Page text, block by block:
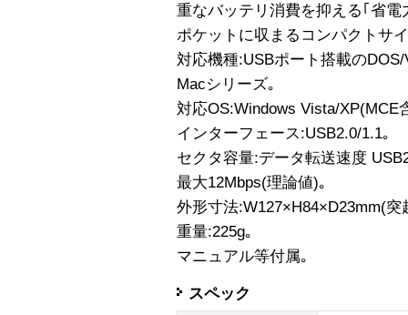
重なバッテリ消費を抑える｢省電
ポケットに収まるコンパクトサ
対応機種:USBポート搭載の
Macシリーズ｡
対応OS:Windows Vista/XP(MCE
インターフェース:USB2.0/1.1｡
セクタ容量:データ転送速度
最大12Mbps(理論値)｡
外形寸法:W127×H84×D23mm(突
重量:225g｡
マニュアル等付属｡
スペック